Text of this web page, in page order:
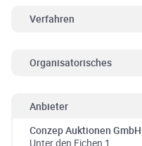
Verfahren
Organisatorisches
Anbieter
Conzep Auktionen GmbH
Unter den Eichen 1